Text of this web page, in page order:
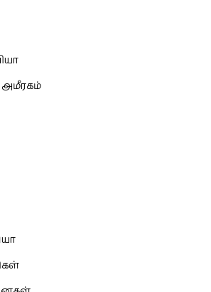
அமீரகம்